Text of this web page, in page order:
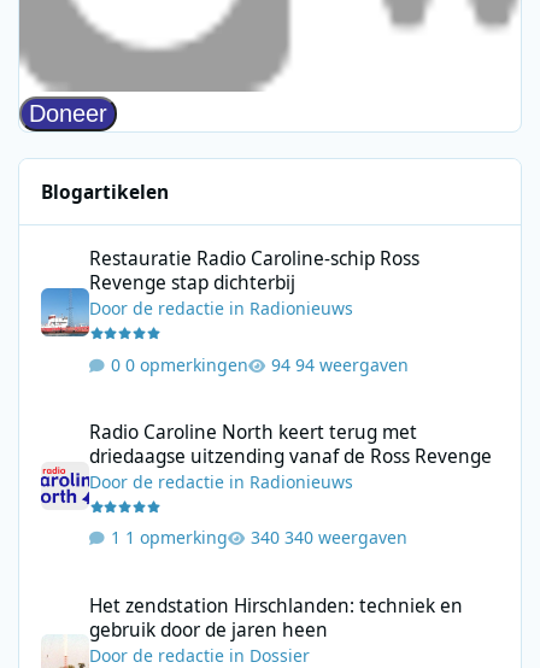
Blogartikelen
Restauratie Radio Caroline-schip Ross
Revenge stap dichterbij
Doorde redactie in Radionieuws
0 opmerkingen 94 weergaven
Radio Caroline North keert terug met
driedaagse uitzending vanaf de Ross Revenge
Doorde redactie in Radionieuws
1 opmerking 340 weergaven
Het zendstation Hirschlanden: techniek en
gebruik door de jaren heen
Doorde redactie in Dossier